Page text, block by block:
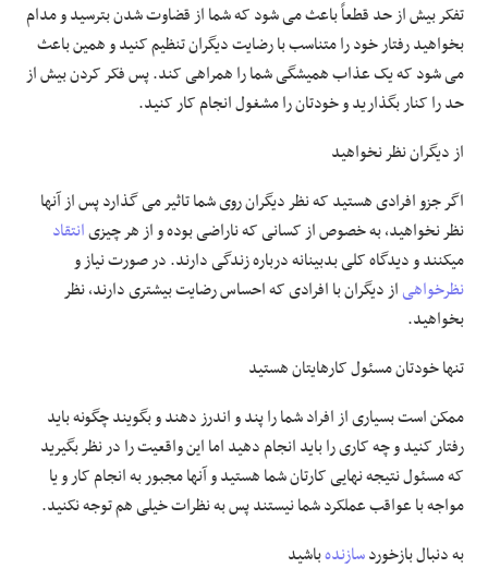
تفکر بیش از حد قطعاً باعث می شود که شما از قضاوت شدن بترسید و مدام
بخواهید رفتار خود را متناسب با رضایت دیگران تنظیم کنید و همین باعث
می شود که یک عذاب همیشگی شما را همراهی کند. پس فکر کردن بیش از
حد را کنار بگذارید و خودتان را مشغول انجام کار کنید.
از دیگران نظر نخواهید
اگر جزو افرادی هستید که نظر دیگران روی شما تاثیر می گذارد پس از آنها
نظر نخواهید، به خصوص از کسانی که ناراضی بوده و از هر چیزیانتقاد
میکنند و دیدگاه کلی بدبینانه درباره زندگی دارند. در صورت نیاز و
نظرخواهیاز دیگران با افرادی که احساس رضایت بیشتری دارند، نظر
بخواهید.
تنها خودتان مسئول کارهایتان هستید
ممکن است بسیاری از افراد شما را پند و اندرز دهند و بگویند چگونه باید
رفتار کنید و چه کاری را باید انجام دهید اما این واقعیت را در نظر بگیرید
که مسئول نتیجه نهایی کارتان شما هستید و آنها مجبور به انجام کار و یا
مواجه با عواقب عملکرد شما نیستند پس به نظرات خیلی هم توجه نکنید.
به دنبال بازخوردسازندهباشید